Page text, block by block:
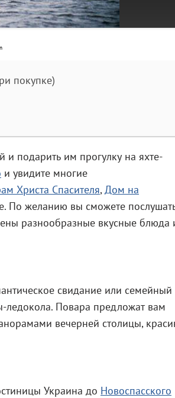
покупке)
подарить им прогулку на яхте-
и увидите многие
Христа Спасителя,Дом на
По желанию вы сможете
разнообразные вкусные блюда
свидание или семейный
ледокола. Повара предложат вам
вечерней столицы,
Украина до Новоспасского